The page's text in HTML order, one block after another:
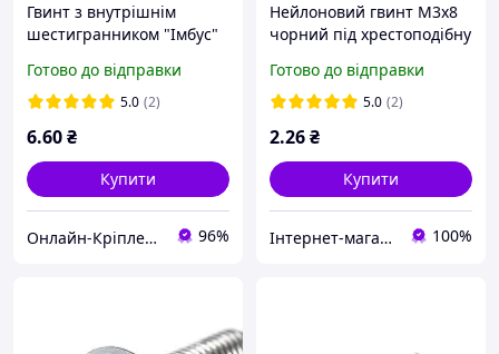
Гвинт з внутрішнім
шестигранником "Імбус"
Готово до відправки
5.0 (2)
6.60₴
Купити
Онлайн-Кріплення 96%
Нейлоновий гвинт M3x8
чорний під хрестоподібну
Готово до відправки
5.0 (2)
2.26₴
Купити
Інтернет-магазин "TRACKER-PI.COM.UA" 100%